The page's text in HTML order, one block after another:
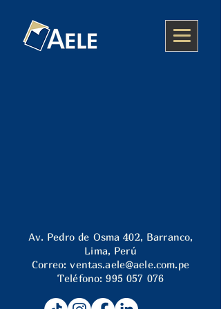
Av. Pedro de Osma 402, Barranco,
Lima, Perú
Correo:ventas.aele@aele.com.pe
Teléfono:995 057 076